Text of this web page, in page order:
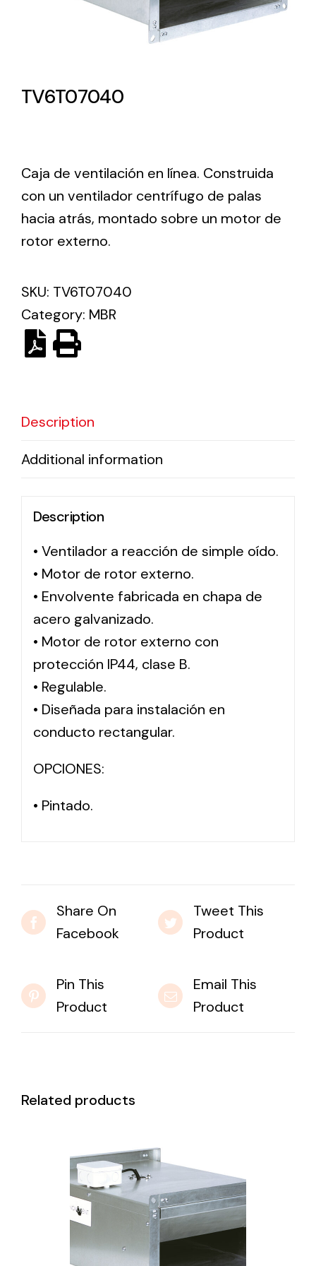
Lighting and Electrical
material for each project and need
Ventilación
Amplia gama de ventiladores y equipos de
different uses
Variedad de soluciones solares para todo tipo
de necesidades.
Solar lighting
TV6T07040
Caja de ventilación en línea. Construida
con un ventilador centrífugo de palas
hacia atrás, montado sobre un motor de
rotor externo.
SKU: TV6T07040
Category: MBR
Description
Additional information
Description
• Ventilador a reacción de simple oído.
• Motor de rotor externo.
• Envolvente fabricada en chapa de
acero galvanizado.
• Motor de rotor externo con
protección IP44, clase B.
• Regulable.
• Diseñada para instalación en
conducto rectangular.
OPCIONES:
• Pintado.
Share On
Facebook
Tweet This
Product
Pin This
Product
Email This
Product
Related products